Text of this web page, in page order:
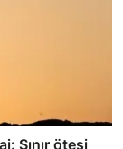
Sınır ötesi